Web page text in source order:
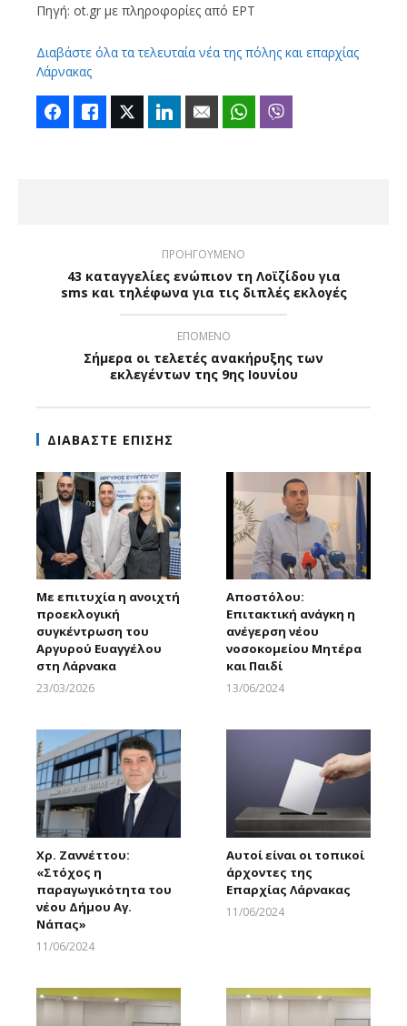
Πηγή: ot.gr με πληροφορίες από ΕΡΤ
Διαβάστε όλα τα τελευταία νέα της πόλης και επαρχίας
Λάρνακας
FacebookLike Twitter LinkedIn Email WhatsApp
ΠΡΟΗΓΟΥΜΕΝΟ
43 καταγγελίες ενώπιον τη Λοϊζίδου για
sms και τηλέφωνα για τις διπλές εκλογές
ΕΠΟΜΕΝΟ
Σήμερα οι τελετές ανακήρυξης των
εκλεγέντων της 9ης Ιουνίου
ΔΙΑΒΑΣΤΕ ΕΠΙΣΗΣ
Με επιτυχία η ανοιχτή
προεκλογική
συγκέντρωση του
Αργυρού Ευαγγέλου
στη Λάρνακα
23/03/2026
Αποστόλου:
Επιτακτική ανάγκη η
ανέγερση νέου
νοσοκομείου Μητέρα
και Παιδί
13/06/2024
Χρ. Ζαννέττου:
«Στόχος η
παραγωγικότητα του
νέου Δήμου Αγ.
Νάπας»
11/06/2024
Αυτοί είναι οι τοπικοί
άρχοντες της
Επαρχίας Λάρνακας
11/06/2024